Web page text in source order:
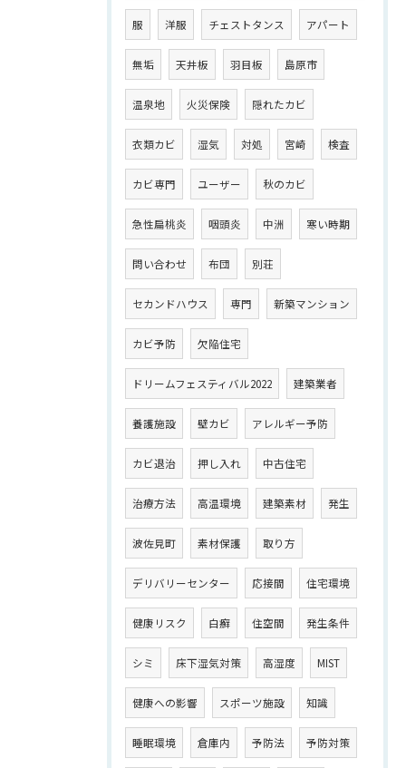
服 洋服 チェストタンス アパート
無垢 天井板 羽目板 島原市
温泉地 火災保険 隠れたカビ
衣類カビ 湿気 対処 宮崎 検査
カビ専門 ユーザー 秋のカビ
急性扁桃炎 咽頭炎 中洲 寒い時期
問い合わせ 布団 別荘
セカンドハウス 専門 新築マンション
カビ予防 欠陥住宅
ドリームフェスティバル2022 建築業者
養護施設 壁カビ アレルギー予防
カビ退治 押し入れ 中古住宅
治療方法 高温環境 建築素材 発生
波佐見町 素材保護 取り方
デリバリーセンター 応接間 住宅環境
健康リスク 白癬 住空間 発生条件
シミ 床下湿気対策 高湿度 MIST
健康への影響 スポーツ施設 知識
睡眠環境 倉庫内 予防法 予防対策